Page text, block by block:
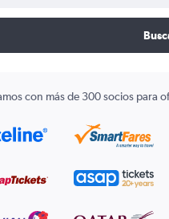
con más de 300 socios para